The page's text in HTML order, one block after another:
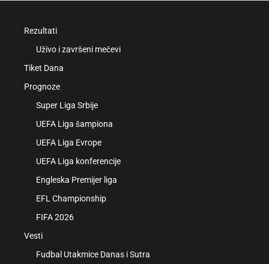
Rezultati
Uživo i završeni mečevi
Tiket Dana
Prognoze
Super Liga Srbije
UEFA Liga šampiona
UEFA Liga Evrope
UEFA Liga konferencije
Engleska Premijer liga
EFL Championship
FIFA 2026
Vesti
Fudbal Utakmice Danas i Sutra